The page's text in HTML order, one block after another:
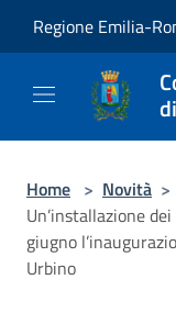
Regione Emilia-
Home > Novità >
Un’installazione
giugno
Urbino